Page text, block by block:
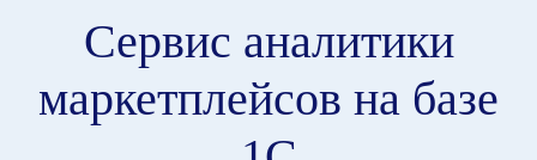
Сервис аналитики
маркетплейсов на базе